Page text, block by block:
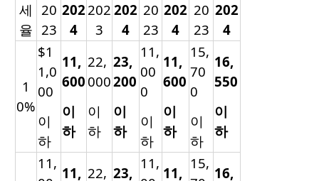
세
율
20
23
202
4
202
3
202
4
20
23
202
4
20
23
202
4
1
0%
$1
1,0
00
이
하
11,
600
이
하
22,
000
이
하
23,
200
이
하
11,
00
0
이
하
11,
600
이
하
15,
70
0
이
하
16,
550
이
하
11,
11, 22, 23,
11,
11,
15,
16,